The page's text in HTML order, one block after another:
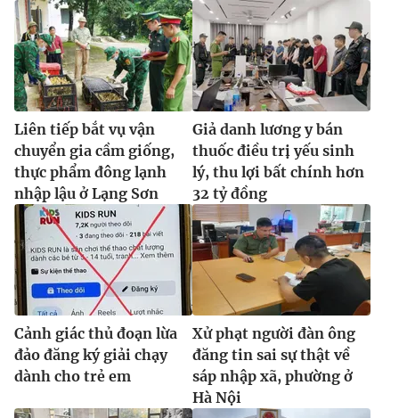
Liên tiếp bắt vụ vận
chuyển gia cầm giống,
thực phẩm đông lạnh
nhập lậu ở Lạng Sơn
Giả danh lương y bán
thuốc điều trị yếu sinh
lý, thu lợi bất chính hơn
32 tỷ đồng
Cảnh giác thủ đoạn lừa
đảo đăng ký giải chạy
dành cho trẻ em
Xử phạt người đàn ông
đăng tin sai sự thật về
sáp nhập xã, phường ở
Hà Nội